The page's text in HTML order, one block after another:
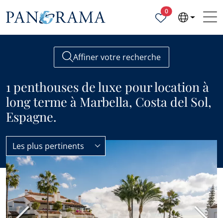
0Propriétés
Affiner votre recherche
1 penthouses de luxe pour location à
long terme à Marbella, Costa del Sol,
Espagne.
Penthouses
Les plus pertinents